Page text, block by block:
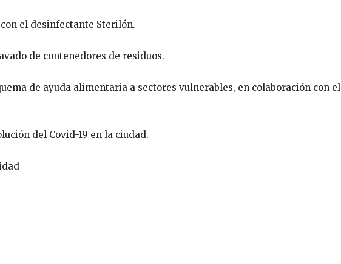
el desinfectante Sterilón.
de contenedores de residuos.
de ayuda alimentaria a sectores vulnerables, en colaboración con el
del Covid-19 en la ciudad.